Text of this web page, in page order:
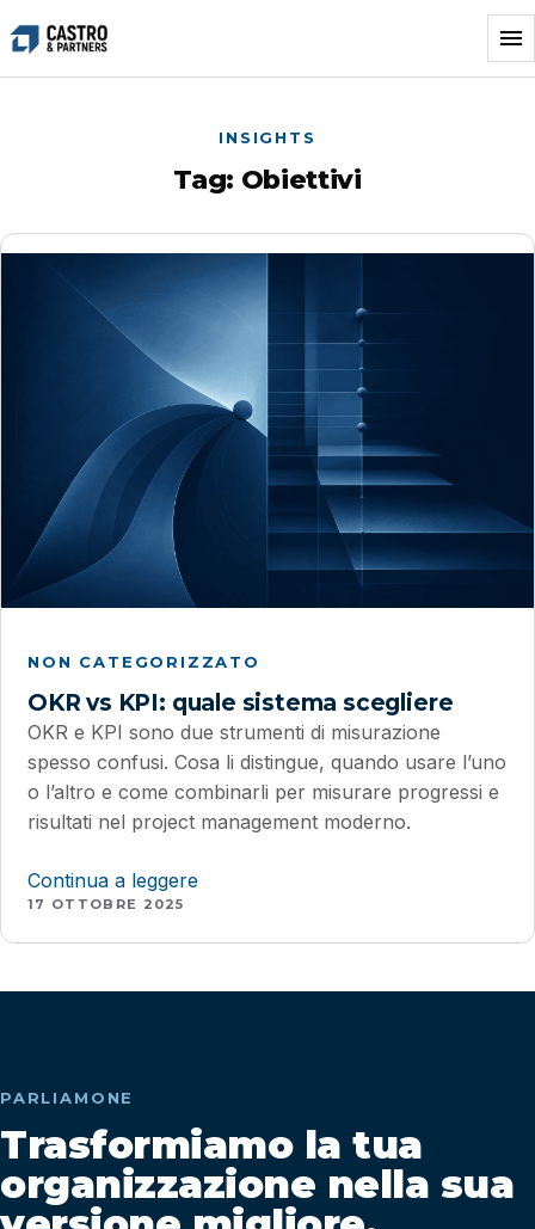
al
INSIGHTS
Tag: Obiettivi
NON CATEGORIZZATO
OKR vs KPI: quale sistema scegliere
OKR e KPI sono due strumenti di misurazione
spesso confusi. Cosa li distingue, quando usare l’uno
o l’altro e come combinarli per misurare progressi e
risultati nel project management moderno.
Continua a leggere
17 OTTOBRE 2025
PARLIAMONE
Trasformiamo la tua
organizzazione nella sua